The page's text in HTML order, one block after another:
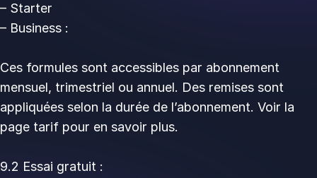
– Starter
– Business :
Ces formules sont accessibles par abonnement
mensuel, trimestriel ou annuel. Des remises sont
appliquées selon la durée de l’abonnement. Voir la
page tarif pour en savoir plus.
9.2 Essai gratuit :